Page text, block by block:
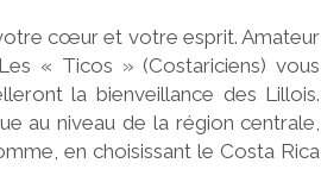
cœur et votre esprit. Amateur
« Ticos » (Costariciens) vous
la bienveillance des Lillois.
au niveau de la région centrale,
en choisissant le Costa Rica